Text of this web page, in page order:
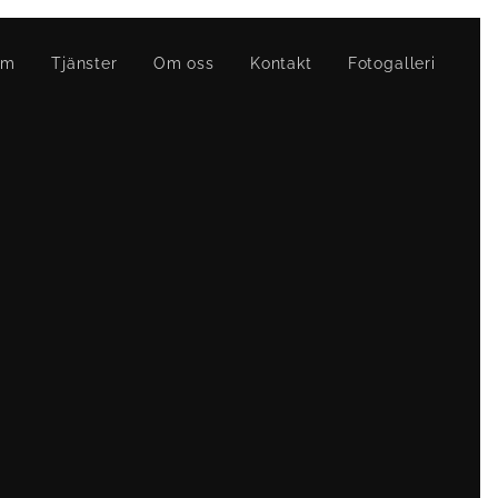
Tjänster Om oss Kontakt Fotogalleri